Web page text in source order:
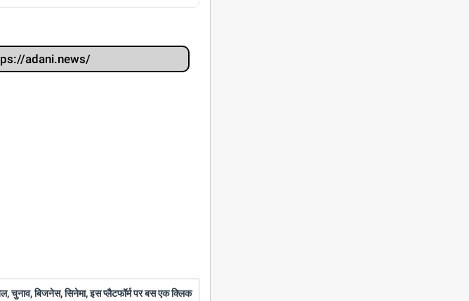
adani.news/
चुनाव, बिजनेस, सिनेमा, इस प्लैटफॉर्म पर बस एक क्लिक